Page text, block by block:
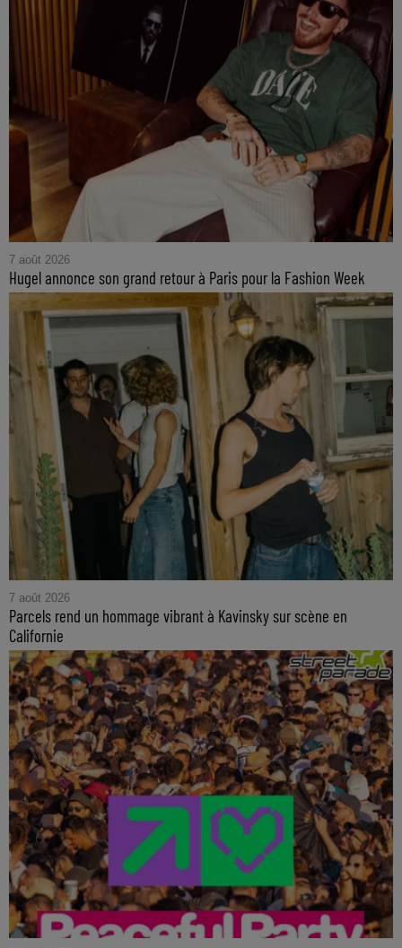
7 août 2026
Hugel annonce son grand retour à Paris pour la Fashion Week
7 août 2026
Parcels rend un hommage vibrant à Kavinsky sur scène en
Californie